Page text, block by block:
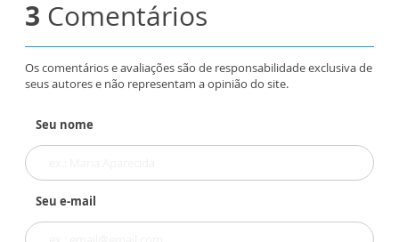
3 Comentários
Os comentários e avaliações são de responsabilidade exclusiva de
seus autores e não representam a opinião do site.
Seu nome
Seu e-mail